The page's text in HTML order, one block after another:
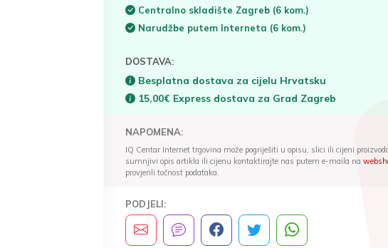
Centralno skladište Zagreb (6 kom.)
Narudžbe putem Interneta (6 kom.)
DOSTAVA:
Besplatna dostava za cijelu Hrvatsku
15,00€ Express dostava za Grad Zagreb
NAPOMENA:
IQ Centar Internet trgovina može pogriješiti u opisu, slici ili cijeni
sumnjivi opis artikla ili cijenu kontaktirajte nas putem e-maila na
provjerili točnost podataka.
PODJELI: